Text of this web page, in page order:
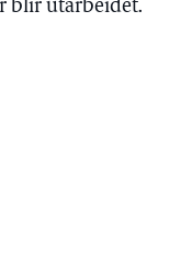
blir utarbeidet.